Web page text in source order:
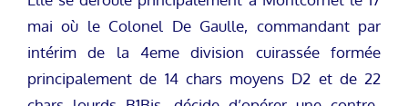
mai où le Colonel De Gaulle, commandant par
intérim de la 4eme division cuirassée formée
principalement de 14 chars moyens D2 et de 22